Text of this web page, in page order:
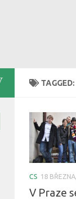
TAGGED:
CS 18
V Praze